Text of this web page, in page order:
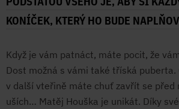
KONÍČEK, KTERÝ HO BUDE
Když je vám patnáct, máte pocit, že
Dost možná s vámi také tříská
v další vteřině máte chuť zavřít se před
uších… Matěj Houška je unikát. Díky